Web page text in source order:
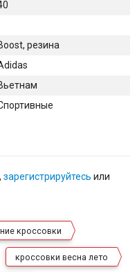
резина
зарегистрируйтесь или
кроссовки
кроссовки весна лето